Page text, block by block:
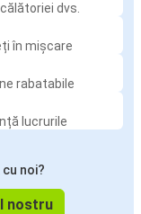
dvs.
în mișcare
rabatabile
lucrurile
noi?
nostru